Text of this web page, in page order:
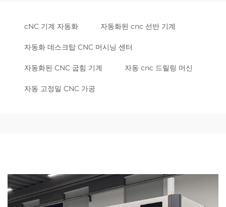
cNC 기계 자동화 자동화된 cnc 선반 기계
자동화 데스크탑 CNC 머시닝 센터
자동화된 CNC 굽힘 기계 자동 cnc 드릴링 머신
자동 고정밀 CNC 가공